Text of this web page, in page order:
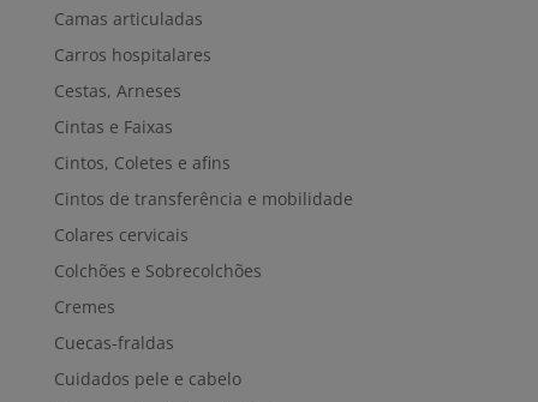
Camas articuladas
Carros hospitalares
Cestas, Arneses
Cintas e Faixas
Cintos, Coletes e afins
Cintos de transferência e mobilidade
Colares cervicais
Colchões e Sobrecolchões
Cremes
Cuecas-fraldas
Cuidados pele e cabelo